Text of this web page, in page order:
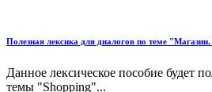
Полезная лексика для диалогов по теме
Данное лексическое пособие будет
темы "Shopping"...